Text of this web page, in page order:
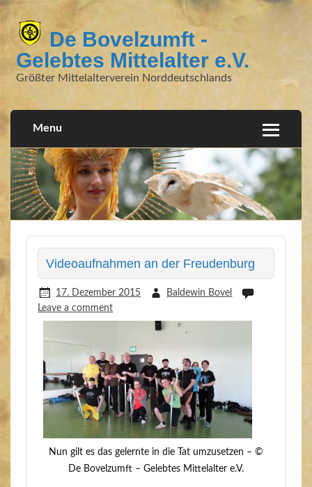
De Bovelzumft -
Gelebtes Mittelalter e.V.
Größter Mittelalterverein Norddeutschlands
Menu
Videoaufnahmen an der Freudenburg
17. Dezember 2015
Baldewin Bovel
Leave a comment
Nun gilt es das gelern­te in die Tat umzu­set­zen – ©
De Bovelzumft – Geleb­tes Mit­tel­al­ter e.V.